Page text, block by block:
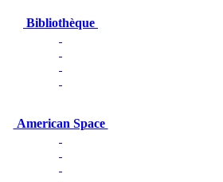
Bibliothèque
American Space